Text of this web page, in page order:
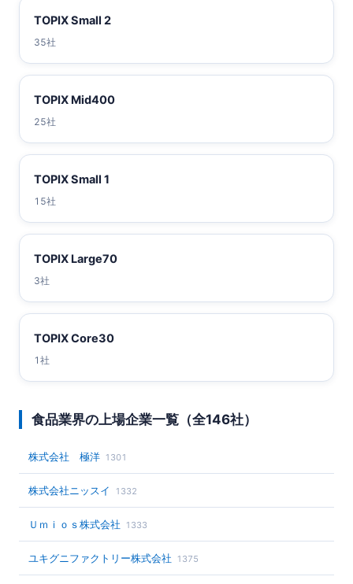
TOPIX Small 2
35社
TOPIX Mid400
25社
TOPIX Small 1
15社
TOPIX Large70
3社
TOPIX Core30
1社
食品業界の上場企業一覧（全146社）
株式会社 極洋 1301
株式会社ニッスイ 1332
Ｕｍｉｏｓ株式会社 1333
ユキグニファクトリー株式会社 1375